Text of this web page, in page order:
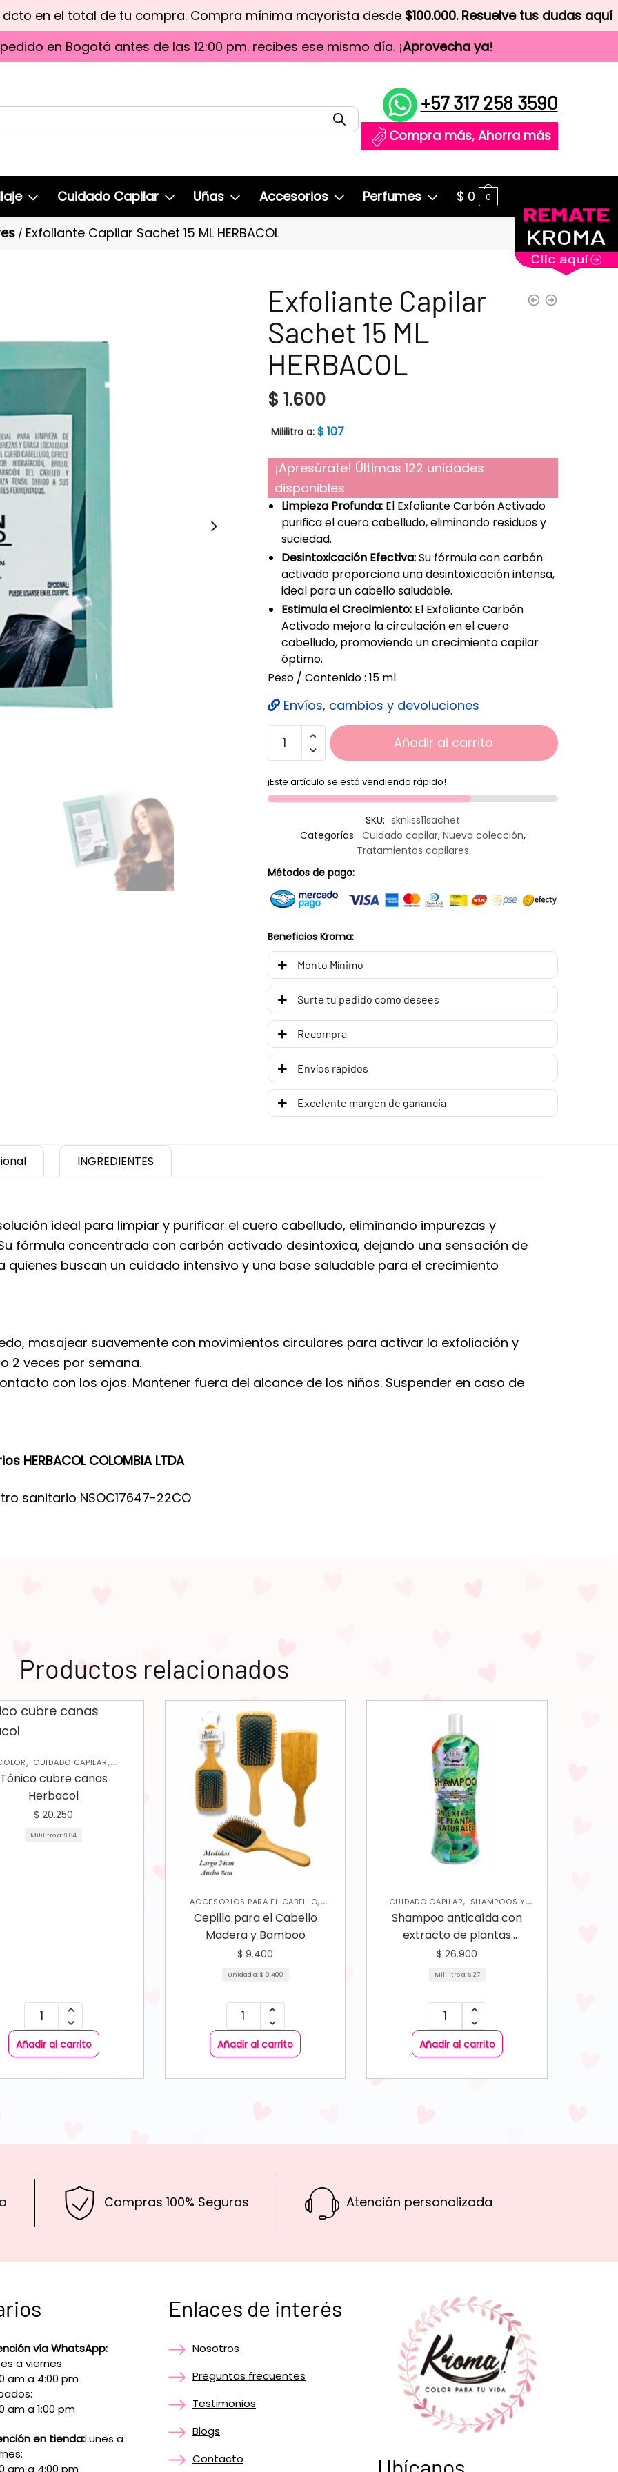
en el total de tu compra. Compra mínima mayorista desde $100.000. Resuelve tus dudas aquí
en Bogotá antes de las 12:00 pm. recibes ese mismo día. ¡Aprovecha ya!
+57 317 258 3590
Compra más, Ahorra más
Cuidado Capilar Uñas Accesorios Perfumes $ 0 0
/ Exfoliante Capilar Sachet 15 ML HERBACOL
Exfoliante Capilar
Sachet 15 ML
HERBACOL
$ 1.600
Mililitro a: $ 107
¡Apresúrate! Últimas 122 unidades
disponibles
Limpieza Profunda:El Exfoliante Carbón Activado
purifica el cuero cabelludo, eliminando residuos y
suciedad.
Desintoxicación Efectiva:Su fórmula con carbón
activado proporciona una desintoxicación intensa,
ideal para un cabello saludable.
Estimula el Crecimiento:El Exfoliante Carbón
Activado mejora la circulación en el cuero
cabelludo, promoviendo un crecimiento capilar
óptimo.
Peso / Contenido : 15 ml
Envíos, cambios y devoluciones
Añadir al carrito
¡Este artículo se está vendiendo rápido!
SKU: sknliss11sachet
Categorías: Cuidado capilar, Nueva colección,
Tratamientos capilares
Métodos de pago:
Beneficios Kroma:
Monto Mínimo
Surte tu pedido como desees
Recompra
Envíos rápidos
Excelente margen de ganancia
INGREDIENTES
ideal para limpiar y purificar el cuero cabelludo, eliminando impurezas y
fórmula concentrada con carbón activado desintoxica, dejando una sensación de
quienes buscan un cuidado intensivo y una base saludable para el crecimiento
masajear suavemente con movimientos circulares para activar la exfoliación y
2 veces por semana.
con los ojos. Mantener fuera del alcance de los niños. Suspender en caso de
COLOMBIA LTDA
sanitario NSOC17647-22CO
Productos relacionados
, CUIDADO CAPILAR,
Y ACONDICIONADORES
Tónico cubre canas
Herbacol
$ 20.250
Mililitro a:$ 84
Añadir al carrito
ACCESORIOS PARA EL CABELLO,
CUIDADO CAPILAR,VARIEDADES
Cepillo para el Cabello
Madera y Bamboo
$ 9.400
Unidad a:$ 9.400
Añadir al carrito
CUIDADO CAPILAR, SHAMPOOS Y
ACONDICIONADORES
Shampoo anticaída con
extracto de plantas
naturales Herbacol
$ 26.900
Mililitro a:$ 27
Añadir al carrito
Compras 100% Seguras Atención personalizada
vía WhatsApp:
a viernes:
am a 4:00 pm
am a 1:00 pm
en tienda:Lunes a
am a 4:00 pm
Enlaces de interés
Nosotros
Preguntas frecuentes
Testimonios
Blogs
Contacto
Ubícanos